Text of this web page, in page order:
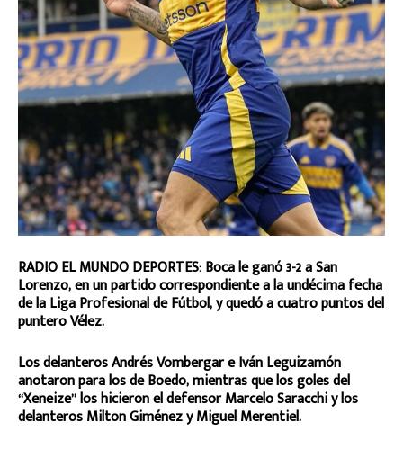
RADIO EL MUNDO DEPORTES: Boca le ganó 3-2 a San
Lorenzo, en un partido correspondiente a la undécima fecha
de la Liga Profesional de Fútbol, y quedó a cuatro puntos del
puntero Vélez.
Los delanteros Andrés Vombergar e Iván Leguizamón
anotaron para los de Boedo, mientras que los goles del
“Xeneize” los hicieron el defensor Marcelo Saracchi y los
delanteros Milton Giménez y Miguel Merentiel.